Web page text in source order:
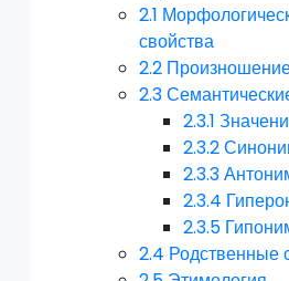
2.1
свойства
2.2
2.3
2.3.1
2.3.2
2.3.3
2.3.4
2.3.5
2.4 Родственные